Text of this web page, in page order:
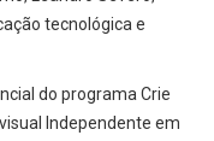
tecnológica e
do programa Crie
Independente em